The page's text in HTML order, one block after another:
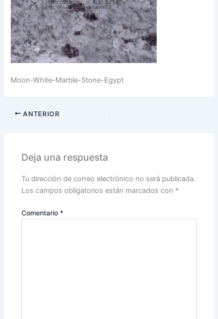
Moon-White-Marble-Stone-Egypt
ANTERIOR
Deja una respuesta
Tu dirección de correo electrónico no será publicada.
Los campos obligatorios están marcados con *
Comentario *